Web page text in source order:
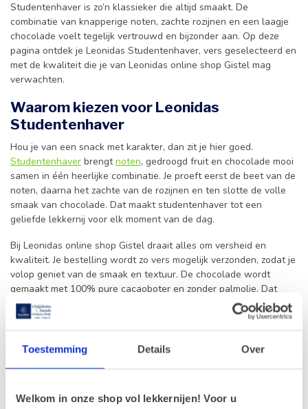
Toestemming Details Over
Welkom in onze shop vol lekkernijen! Voor u
Studentenhaver is zo’n klassieker die altijd smaakt. De
combinatie van knapperige noten, zachte rozijnen en een laagje
chocolade voelt tegelijk vertrouwd en bijzonder aan. Op deze
pagina ontdek je Leonidas Studentenhaver, vers geselecteerd en
met de kwaliteit die je van Leonidas online shop Gistel mag
verwachten.
Waarom kiezen voor Leonidas
Studentenhaver
Hou je van een snack met karakter, dan zit je hier goed.
Studentenhaver brengtnoten, gedroogd fruit en chocolade mooi
samen in één heerlijke combinatie. Je proeft eerst de beet van de
noten, daarna het zachte van de rozijnen en ten slotte de volle
smaak van chocolade. Dat maakt studentenhaver tot een
geliefde lekkernij voor elk moment van de dag.
Bij Leonidas online shop Gistel draait alles om versheid en
kwaliteit. Je bestelling wordt zo vers mogelijk verzonden, zodat je
volop geniet van de smaak en textuur. De chocolade wordt
gemaakt met 100% pure cacaoboter en zonder palmolie. Dat
proef je meteen. Zoek je graag wat afwisseling, dan ontdek je in
dezelfde sfeer ook chocolade rozijnen, chocolade amandelen,
Een heerlijke klassieker voor elk
Studentenhaver met chocolade voelt tegelijk huiselijk en verfijnd